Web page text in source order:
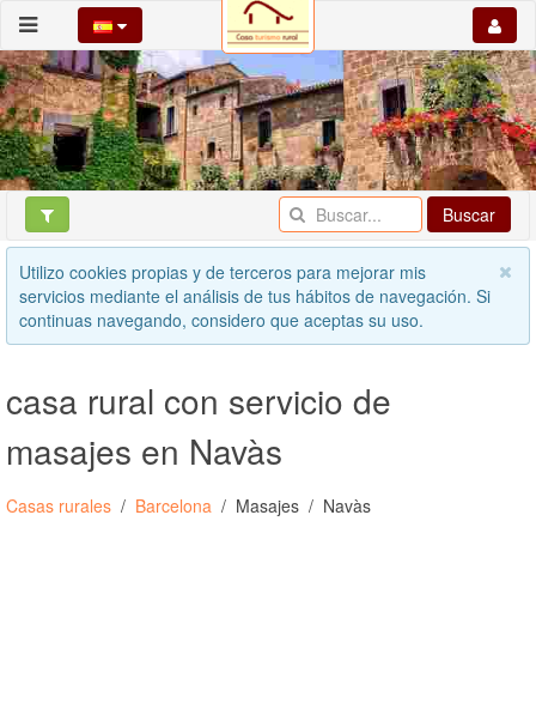
Buscar
Utilizo cookies propias y de terceros para mejorar mis
servicios mediante el análisis de tus hábitos de navegación. Si
continuas navegando, considero que aceptas su uso.
casa rural con servicio de
masajes en Navàs
Casas rurales Barcelona Masajes Navàs